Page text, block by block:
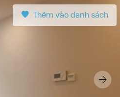
Thêm vào danh sách